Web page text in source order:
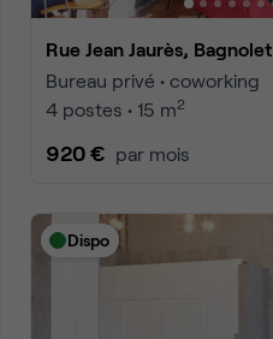
Rue Jean Jaurès, Bagnolet
Bureau privé • coworking
4 postes • 15 m2
920 € par mois
Dispo